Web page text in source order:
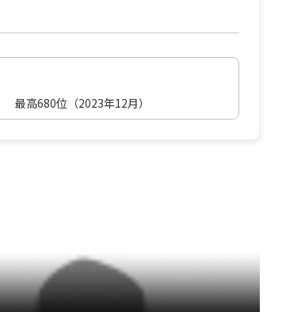
最高680位（2023年12月）